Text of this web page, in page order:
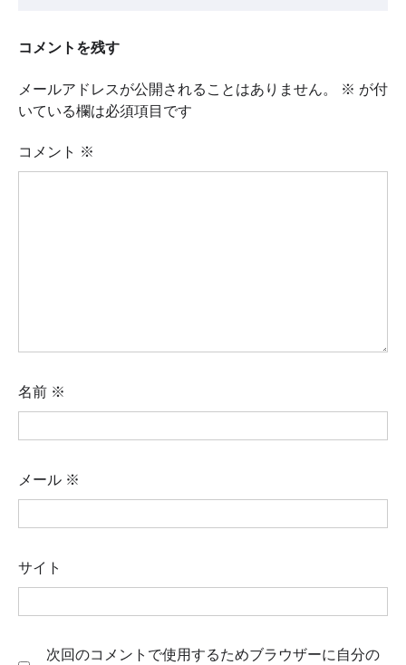
コメントを残す
メールアドレスが公開されることはありません。 ※ が付
いている欄は必須項目です
コメント ※
名前 ※
メール ※
サイト
次回のコメントで使用するためブラウザーに自分の